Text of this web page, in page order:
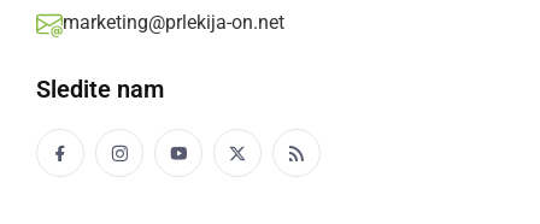
marketing@prlekija-on.net
Sledite nam
Politika